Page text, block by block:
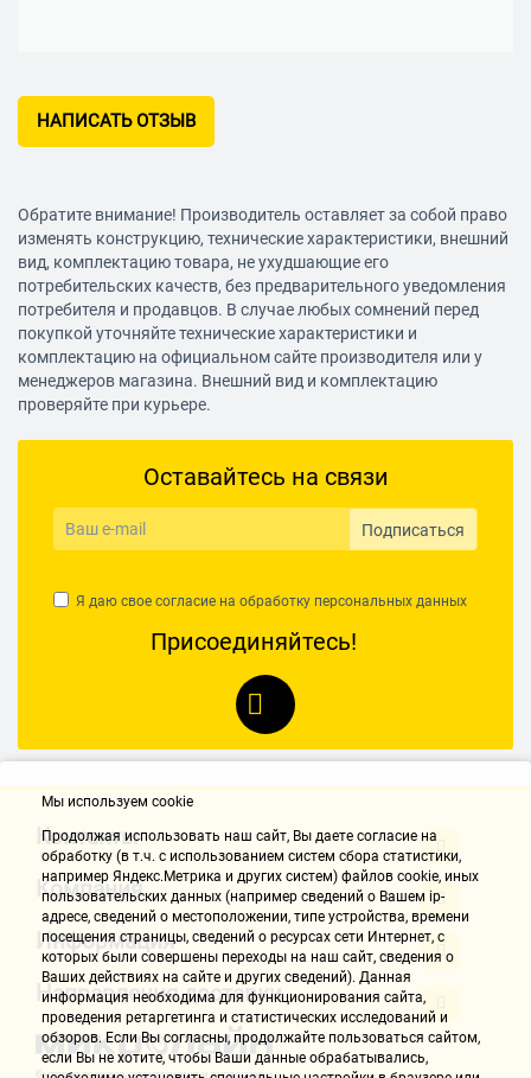
НАПИСАТЬ ОТЗЫВ
Обратите внимание! Производитель оставляет за собой право
изменять конструкцию, технические характеристики, внешний
вид, комплектацию товара, не ухудшающие его
потребительских качеств, без предварительного уведомления
потребителя и продавцов. В случае любых сомнений перед
покупкой уточняйте технические характеристики и
комплектацию на официальном сайте производителя или у
менеджеров магазина. Внешний вид и комплектацию
проверяйте при курьере.
Оставайтесь на связи
Подписаться
Я даю свое согласие на обработку персональных данных
Присоединяйтесь!
Контакты
Компания
Информация
Направления доставки
Мы используем cookie
Продолжая использовать наш cайт, Вы даете согласие на
обработку (в т.ч. с использованием систем сбора статистики,
например Яндекс.Метрика и других систем) файлов cookie, иных
пользовательских данных (например сведений о Вашем ip-
адресе, сведений о местоположении, типе устройства, времени
посещения страницы, сведений о ресурсах сети Интернет, с
которых были совершены переходы на наш сайт, сведения о
Ваших действиях на сайте и других сведений). Данная
информация необходима для функционирования сайта,
проведения ретаргетинга и статистических исследований и
обзоров. Если Вы согласны, продолжайте пользоваться сайтом,
если Вы не хотите, чтобы Ваши данные обрабатывались,